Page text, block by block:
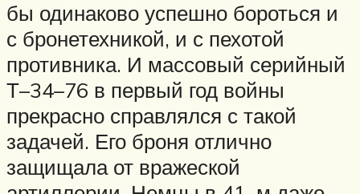
бы одинаково успешно бороться и
с бронетехникой, и с пехотой
противника. И массовый серийный
Т–34–76 в первый год войны
прекрасно справлялся с такой
задачей. Его броня отлично
защищала от вражеской